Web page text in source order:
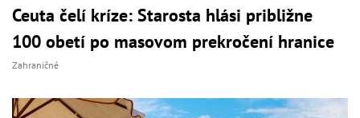
Ceuta čelí kríze: Starosta hlási približne
100 obetí po masovom prekročení hranice
Zahraničné